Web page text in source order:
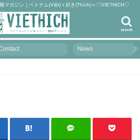
マガジン｜ベトナム(Việt)＋好き(Thích)＝♡VIETHICH♡
search
News